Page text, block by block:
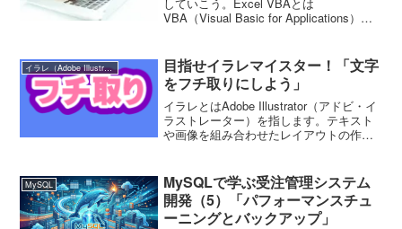
していこう。Excel VBAとは
VBA（Visual Basic for Applications）は
イラレ（Adobe Illustrator）
目指せイラレマイスター！「文字
をフチ取りにしよう」
イラレとはAdobe Illustrator（アドビ・イ
ラストレーター）を指します。テキスト
や画像を組み合わせたレイアウトの作
す。グラフィックソフトの中では「ベク
トル系ソ...
MySQL
MySQLで学ぶ受注管理システム
開発（5）「パフォーマンスチュ
ーニングとバックアップ」